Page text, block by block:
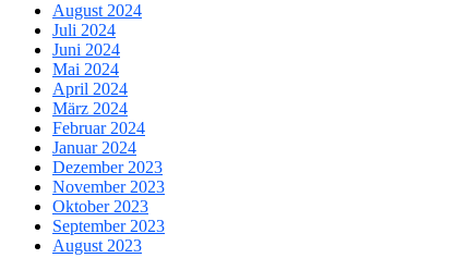
August 2024
Juli 2024
Juni 2024
Mai 2024
April 2024
März 2024
Februar 2024
Januar 2024
Dezember 2023
November 2023
Oktober 2023
September 2023
August 2023